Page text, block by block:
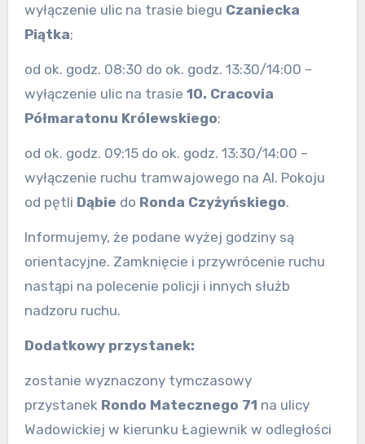
wyłączenie ulic na trasie biegu Czaniecka
Piątka;
od ok. godz. 08:30 do ok. godz. 13:30/14:00 –
wyłączenie ulic na trasie 10. Cracovia
Półmaratonu Królewskiego;
od ok. godz. 09:15 do ok. godz. 13:30/14:00 –
wyłączenie ruchu tramwajowego na Al. Pokoju
od pętli Dąbie do Ronda Czyżyńskiego.
Informujemy, że podane wyżej godziny są
orientacyjne. Zamknięcie i przywrócenie ruchu
nastąpi na polecenie policji i innych służb
nadzoru ruchu.
Dodatkowy przystanek:
zostanie wyznaczony tymczasowy
przystanek Rondo Matecznego 71 na ulicy
Wadowickiej w kierunku Łagiewnik w odległości